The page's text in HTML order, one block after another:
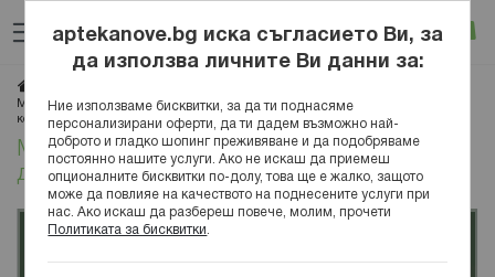
към
съдържанието
Вход
Muracol - ново поколение хранителни добавки с липозомна биволска
коластра
Muracol - ново поколение хранителни
добавки с липозомна биволска коластра
aptekanove.bg иска съгласието Ви, за
да използва личните Ви данни за:
Ние използваме бисквитки, за да ти поднасяме
персонализирани оферти, да ти дадем възможно най-
доброто и гладко шопинг преживяване и да подобряваме
постоянно нашите услуги. Ако не искаш да приемеш
опционалните бисквитки по-долу, това ще е жалко, защото
може да повлияе на качеството на поднесените услуги при
нас. Ако искаш да разбереш повече, молим, прочети
Политиката за бисквитки